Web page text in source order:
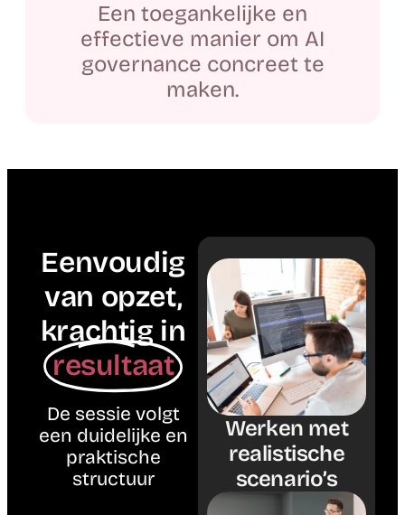
Een toegankelijke en
effectieve manier om AI
governance concreet te
maken.
Eenvoudig
van opzet,
krachtig in
resultaat
De sessie volgt
een duidelijke en
praktische
structuur
Werken met
realistische
scenario’s